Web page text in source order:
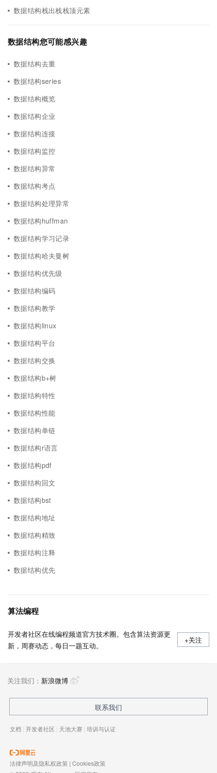
数据结构栈出栈栈顶元素
数据结构您可能感兴趣
数据结构去重
数据结构series
数据结构概览
数据结构企业
数据结构连接
数据结构监控
数据结构异常
数据结构考点
数据结构处理异常
数据结构huffman
数据结构学习记录
数据结构哈夫曼树
数据结构优先级
数据结构编码
数据结构教学
数据结构linux
数据结构平台
数据结构交换
数据结构b+树
数据结构特性
数据结构性能
数据结构单链
数据结构r语言
数据结构pdf
数据结构回文
数据结构bst
数据结构地址
数据结构精致
数据结构注释
数据结构优先
算法编程
开发者社区在线编程频道官方技术圈。包含算法资源更
新，周赛动态，每日一题互动。
+关注
关注我们： 新浪微博
联系我们
文档 | 开发者社区 | 天池大赛 | 培训与认证
法律声明及隐私权政策 | Cookies政策